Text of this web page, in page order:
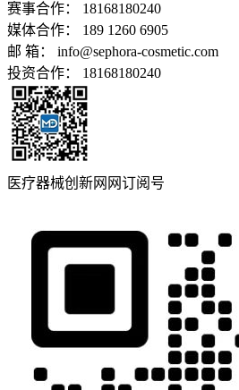
赛事合作：
18168180240
媒体合作：
189 1260 6905
邮 箱：
info@sephora-cosmetic.com
投资合作：
18168180240
医疗器械创新网网订阅号